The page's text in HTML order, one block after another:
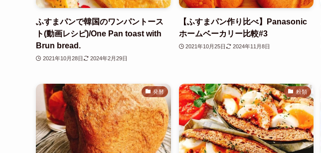
ふすまパンで韓国のワンパントース
ト(動画レシピ)/One Pan toast with
Brun bread.
2021年10月28日 2024年2月29日
【ふすまパン作り比べ】Panasonic
ホームベーカリー比較#3
2021年10月25日 2024年11月8日
発酵 粉類